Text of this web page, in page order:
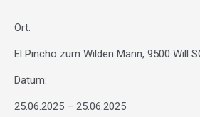
Ort:
El Pincho zum Wilden Mann, 9500 Will
Datum:
25.06.2025 – 25.06.2025